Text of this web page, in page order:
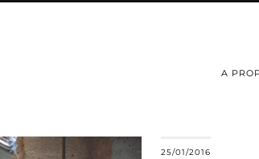
A
25/01/2016